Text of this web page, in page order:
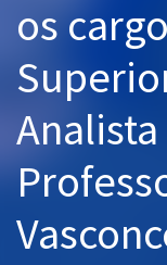
Questões grátis
Aprovados
os